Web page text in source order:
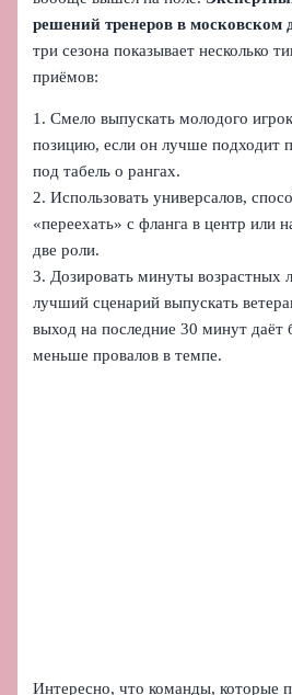
решений тренеров в московском
три сезона показывает несколько
приёмов:
1. Смело выпускать молодого
позицию, если он лучше подходит
под табель о рангах.
2. Использовать универсалов,
«переехать» с фланга в центр или
две роли.
3. Дозировать минуты возрастных
лучший сценарий выпускать
выход на последние 30 минут даёт
меньше провалов в темпе.
Интересно, что команды, которые